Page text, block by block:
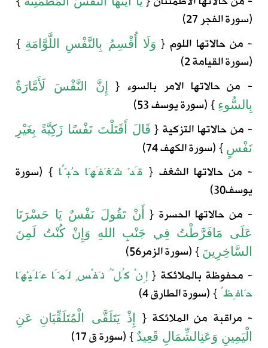
(سورةالفجر
- من حالاتها اللوم { وَلَا أُقْسِمُ بِالنَّفْسِ اللَّوَّامَةِ }
(سورة القيامة
- من حالاتها الامر بالسوء { إِنَّ النَّفْسَ
لَأَمَّارَةٌ
بِالسُّوءِ } (سورةيوسف
- من حالاتها التزكية { قَالَ أَقَتَلْتَ نَفْسًا زَكِيَّةً بِغَيْرِ
نَفْسٍ } (سورةالكهف
- من حالاتها الشغف { قَدْ شَغَفَهَا حُبًّا } (سورة
يوسف30)
- من حالاتها الحسرة { أَنْ تَقُولَ نَفْسٌ يَا حَسْرَتَا
عَلَى مَافَرَّطْتُ فِي جَنْبِ اللهِ وَإِنْ كُنْتُ لَمِنَ
السَّاخِرِينَ } (سورةالزمر56)
- محفوظة بالملائكة {إِنْ كُلُّ نَفْسٍ لَمَّا عَلَيْهَا
حَافِظٌ} (سورةالطارق
- مراقبة من الملائكة { إِذْ يَتَلَقَّى الْمُتَلَقِّيَانِ عَنِ
الْيَمِينِ وَعَنِالشِّمَالِ قَعِيدٌ } (سورةق